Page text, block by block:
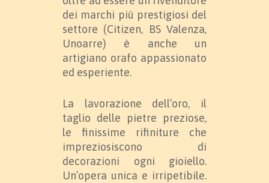
dei marchi più prestigiosi del
settore (Citizen, BS Valenza,
Unoarre) è anche un
artigiano orafo appassionato
ed esperiente.
La lavorazione dell’oro, il
taglio delle pietre preziose,
le finissime rifiniture che
impreziosiscono di
decorazioni ogni gioiello.
Un’opera unica e irripetibile.